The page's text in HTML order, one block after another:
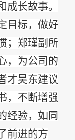
成长故事。
目标，做好
；郑瑾副所
，为公司的
才昊东建议
，不断增强
经验，如同
前进的方